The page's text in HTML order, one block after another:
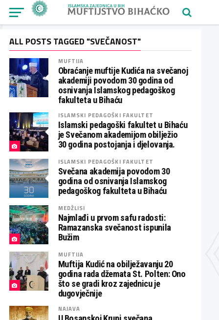
ALL POSTS TAGGED "SVEČANOST"
MUFTIJA
Obraćanje muftije Kudića na svečanoj
akademiji povodom 30 godina od
osnivanja Islamskog pedagoškog
fakulteta u Bihaću
ISLAMSKI PEDAGOŠKI FAKULTET
Islamski pedagoški fakultet u Bihaću
je Svečanom akademijom obilježio
30 godina postojanja i djelovanja.
ISLAMSKI PEDAGOŠKI FAKULTET
Svečana akademija povodom 30
godina od osnivanja Islamskog
pedagoškog fakulteta u Bihaću
MEDŽLISI
Najmlađi u prvom safu radosti:
Ramazanska svečanost ispunila
Bužim
MUFTIJA
Muftija Kudić na obilježavanju 20
godina rada džemata St. Polten: Ono
što se gradi kroz zajednicu je
dugovječnije
NAJAVA